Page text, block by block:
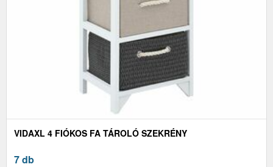
VIDAXL 4 FIÓKOS FA TÁROLÓ SZEKRÉNY
7 db